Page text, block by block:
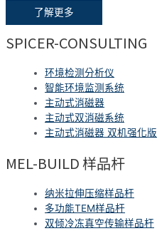
了解更多
SPICER-CONSULTING
环境检测分析仪
智能环境监测系统
主动式消磁器
主动式双消磁系统
主动式消磁器 双机强化版
MEL-BUILD 样品杆
纳米拉伸压缩样品杆
多功能TEM样品杆
双倾冷冻真空传输样品杆